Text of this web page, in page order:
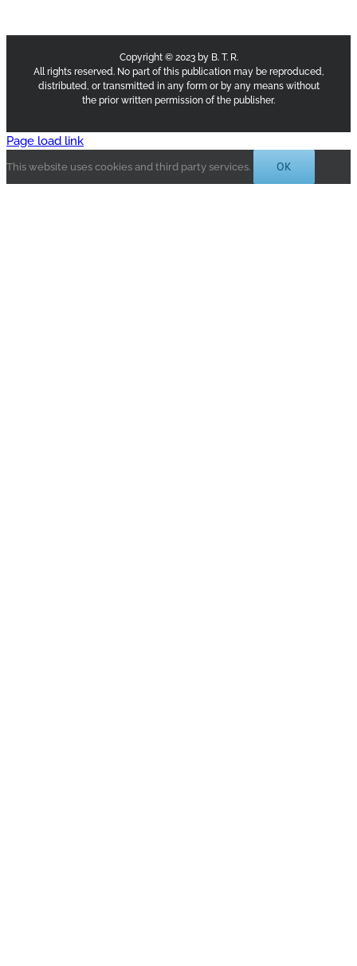
Copyright © 2023 by B. T. R.
All rights reserved. No part of this publication may be reproduced,
distributed, or transmitted in any form or by any means without
the prior written permission of the publisher.
Page load link
This website uses cookies and third party services. OK